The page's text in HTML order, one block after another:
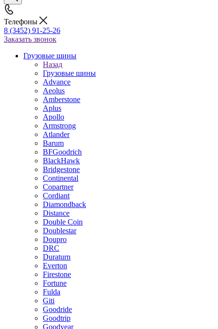
Телефоны
8 (3452) 91-25-26
Заказать звонок
Грузовые шины
Назад
Грузовые шины
Advance
Aeolus
Amberstone
Aplus
Apollo
Armstrong
Atlander
Barum
BFGoodrich
BlackHawk
Bridgestone
Continental
Copartner
Cordiant
Diamondback
Distance
Double Coin
Doublestar
Doupro
DRC
Duraturn
Everton
Firestone
Fortune
Fulda
Giti
Goodride
Goodtrip
Goodyear